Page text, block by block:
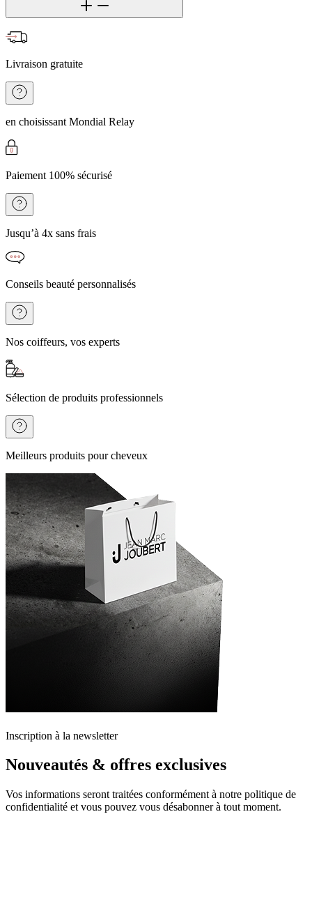
Livraison gratuite
en choisissant Mondial Relay
Paiement 100% sécurisé
Jusqu’à 4x sans frais
Conseils beauté personnalisés
Nos coiffeurs, vos experts
Sélection de produits professionnels
Meilleurs produits pour cheveux
Inscription à la newsletter
Nouveautés & offres exclusives
Vos informations seront traitées conformément à notre politique de
confidentialité et vous pouvez vous désabonner à tout moment.